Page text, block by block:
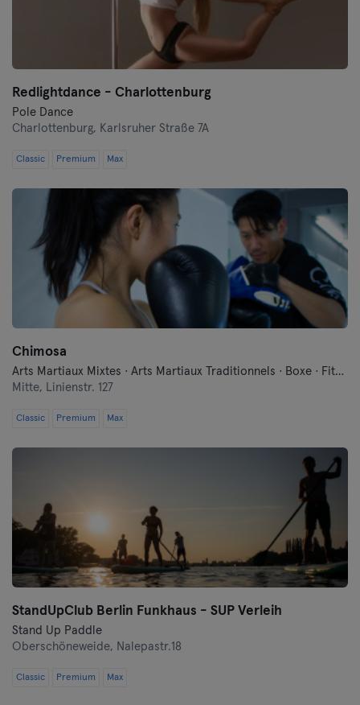
Redlightdance - Charlottenburg
Pole Dance
Charlottenburg, Karlsruher Straße 7A
Classic Premium Max
Chimosa
Arts Martiaux Mixtes · Arts Martiaux Traditionnels · Boxe · Fitness · Free Fight · Qi Gong et Tai Chi · Self-défense
Mitte, Linienstr. 127
Classic Premium Max
StandUpClub Berlin Funkhaus - SUP Verleih
Stand Up Paddle
Oberschöneweide, Nalepastr.18
Classic Premium Max